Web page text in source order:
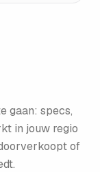
gaan: specs,
in jouw regio
of